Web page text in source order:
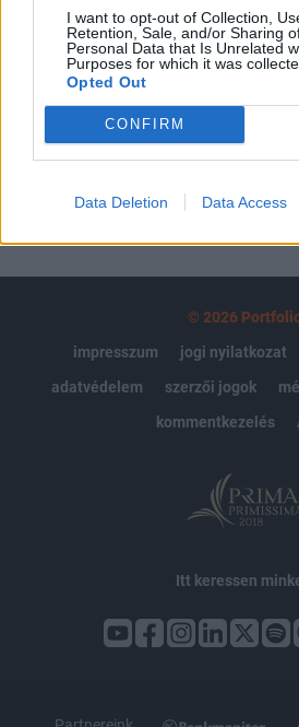
I want to opt-out of Collection,
Retention, Sale, and/or Sharing
Personal Data that Is Unrelated
Purposes for which it was
Opted Out
CONFIRM
Data Deletion Data Access
kötéslistái
Előfizetés
MÁR ELŐFIZETŐNK VAGY?
© 2026
impresszum
jogi nyilatkozat
adatvédelem
szerzői jogok
kommentkezelés
Itt keressen